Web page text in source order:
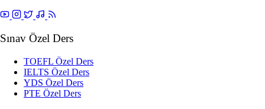
Sınav Özel Ders
TOEFL Özel Ders
IELTS Özel Ders
YDS Özel Ders
PTE Özel Ders